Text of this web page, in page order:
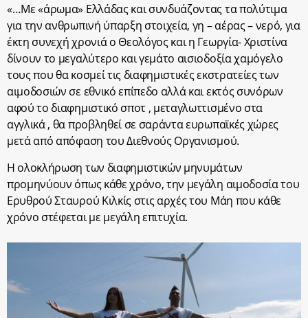
«…Με «άρωμα» Ελλάδας και συνδυάζοντας τα πολύτιμα
για την ανθρωπινή ύπαρξη στοιχεία, γη – αέρας – νερό, για
έκτη συνεχή χρονιά ο Θεολόγος και η Γεωργία- Χριστίνα
δίνουν το μεγαλύτερο και γεμάτο αισιοδοξία χαμόγελο
τους που θα κοσμεί τις διαφημιστικές εκστρατείες των
αιμοδοσιών σε εθνικό επίπεδο αλλά και εκτός συνόρων
αφού το διαφημιστικό σποτ , μεταγλωττισμένο στα
αγγλικά , θα προβληθεί σε σαράντα ευρωπαϊκές χώρες
μετά από απόφαση του Διεθνούς Οργανισμού.
Η ολοκλήρωση των διαφημιστικών μηνυμάτων
προμηνύουν όπως κάθε χρόνο, την μεγάλη αιμοδοσία του
Ερυθρού Σταυρού Κιλκίς στις αρχές του Μάη που κάθε
χρόνο στέφεται με μεγάλη επιτυχία.